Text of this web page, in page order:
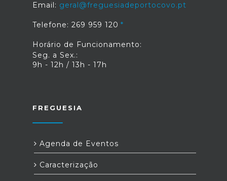
Email: geral@freguesiadeportocovo.pt
Telefone: 269 959 120
Horário de Funcionamento:
Seg. a Sex.:
9h - 12h / 13h - 17h
FREGUESIA
Agenda de Eventos
Caracterização